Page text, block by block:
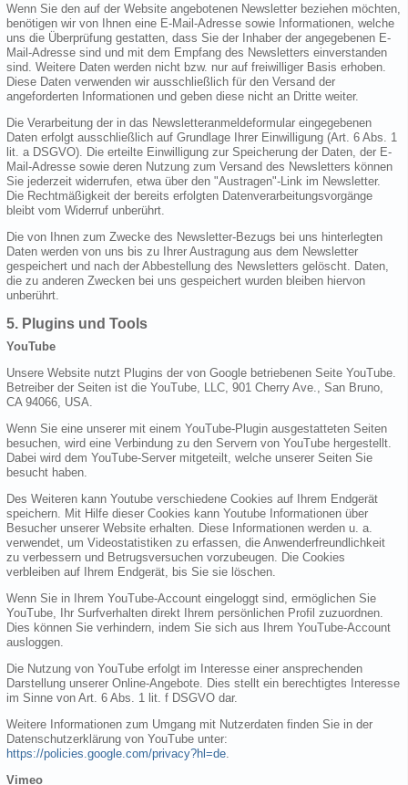
Wenn Sie den auf der Website angebotenen Newsletter beziehen möchten,
benötigen wir von Ihnen eine E-Mail-Adresse sowie Informationen, welche
uns die Überprüfung gestatten, dass Sie der Inhaber der angegebenen E-
Mail-Adresse sind und mit dem Empfang des Newsletters einverstanden
sind. Weitere Daten werden nicht bzw. nur auf freiwilliger Basis erhoben.
Diese Daten verwenden wir ausschließlich für den Versand der
angeforderten Informationen und geben diese nicht an Dritte weiter.
Die Verarbeitung der in das Newsletteranmeldeformular eingegebenen
Daten erfolgt ausschließlich auf Grundlage Ihrer Einwilligung (Art. 6 Abs. 1
lit. a DSGVO). Die erteilte Einwilligung zur Speicherung der Daten, der E-
Mail-Adresse sowie deren Nutzung zum Versand des Newsletters können
Sie jederzeit widerrufen, etwa über den "Austragen"-Link im Newsletter.
Die Rechtmäßigkeit der bereits erfolgten Datenverarbeitungsvorgänge
bleibt vom Widerruf unberührt.
Die von Ihnen zum Zwecke des Newsletter-Bezugs bei uns hinterlegten
Daten werden von uns bis zu Ihrer Austragung aus dem Newsletter
gespeichert und nach der Abbestellung des Newsletters gelöscht. Daten,
die zu anderen Zwecken bei uns gespeichert wurden bleiben hiervon
unberührt.
5. Plugins und Tools
YouTube
Unsere Website nutzt Plugins der von Google betriebenen Seite YouTube.
Betreiber der Seiten ist die YouTube, LLC, 901 Cherry Ave., San Bruno,
CA 94066, USA.
Wenn Sie eine unserer mit einem YouTube-Plugin ausgestatteten Seiten
besuchen, wird eine Verbindung zu den Servern von YouTube hergestellt.
Dabei wird dem YouTube-Server mitgeteilt, welche unserer Seiten Sie
besucht haben.
Des Weiteren kann Youtube verschiedene Cookies auf Ihrem Endgerät
speichern. Mit Hilfe dieser Cookies kann Youtube Informationen über
Besucher unserer Website erhalten. Diese Informationen werden u. a.
verwendet, um Videostatistiken zu erfassen, die Anwenderfreundlichkeit
zu verbessern und Betrugsversuchen vorzubeugen. Die Cookies
verbleiben auf Ihrem Endgerät, bis Sie sie löschen.
Wenn Sie in Ihrem YouTube-Account eingeloggt sind, ermöglichen Sie
YouTube, Ihr Surfverhalten direkt Ihrem persönlichen Profil zuzuordnen.
Dies können Sie verhindern, indem Sie sich aus Ihrem YouTube-Account
ausloggen.
Die Nutzung von YouTube erfolgt im Interesse einer ansprechenden
Darstellung unserer Online-Angebote. Dies stellt ein berechtigtes Interesse
im Sinne von Art. 6 Abs. 1 lit. f DSGVO dar.
Weitere Informationen zum Umgang mit Nutzerdaten finden Sie in der
Datenschutzerklärung von YouTube unter:
https://policies.google.com/privacy?hl=de
Vimeo